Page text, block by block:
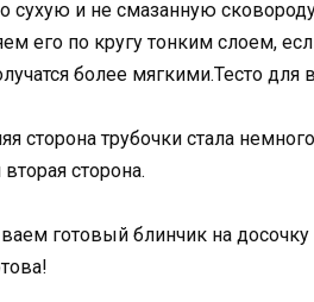
сухую и не смазанную
его по кругу тонким слоем,
более мягкими.Тесто для
сторона трубочки стала
сторона.
готовый блинчик на досочку